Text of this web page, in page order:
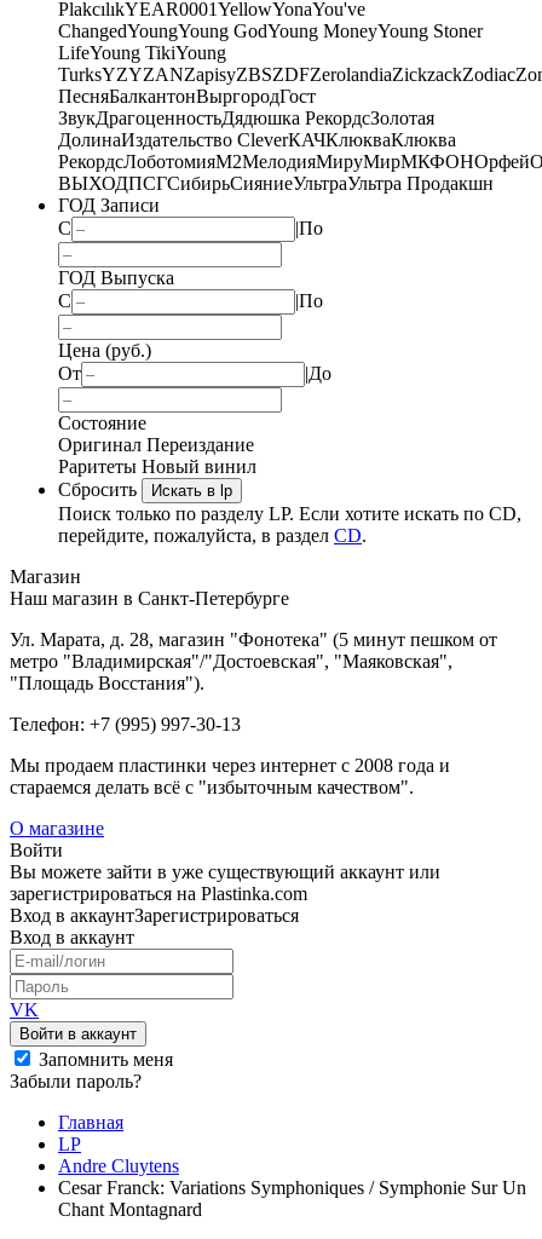
PlakcılıkYEAR0001YellowYonaYou've
ChangedYoungYoung GodYoung MoneyYoung Stoner
LifeYoung TikiYoung
TurksYZYZANZapisyZBSZDFZerolandiaZickzackZodiac
ПесняБалкантонВыргородГост
ЗвукДрагоценностьДядюшка РекордсЗолотая
ДолинаИздательство CleverКАЧКлюкваКлюква
РекордсЛоботомияМ2МелодияМируМирМКФОНОрфей
ВЫХОДПСГСибирьСияниеУльтраУльтра Продакшн
ГОД Записи
С
|По
ГОД Выпуска
С
|По
Цена (руб.)
От
|До
Состояние
Оригинал Переиздание
Раритеты Новый винил
Сбросить
Искать в lp
Поиск только по разделу LP. Если хотите искать по CD,
перейдите, пожалуйста, в раздел CD.
Магазин
Наш магазин в Санкт-Петербурге
Ул. Марата, д. 28, магазин "Фонотека" (5 минут пешком от
метро "Владимирская"/"Достоевская", "Маяковская",
"Площадь Восстания").
Телефон: +7 (995) 997-30-13
Мы продаем пластинки через интернет c 2008 года и
стараемся делать всё с "избыточным качеством".
О магазине
Войти
Вы можете зайти в уже существующий аккаунт или
зарегистрироваться на Plastinka.com
Вход в аккаунтЗарегистрироваться
Вход в аккаунт
VK
Войти в аккаунт
Запомнить меня
Забыли пароль?
Главная
LP
Andre Cluytens
Cesar Franck: Variations Symphoniques / Symphonie Sur Un
Chant Montagnard